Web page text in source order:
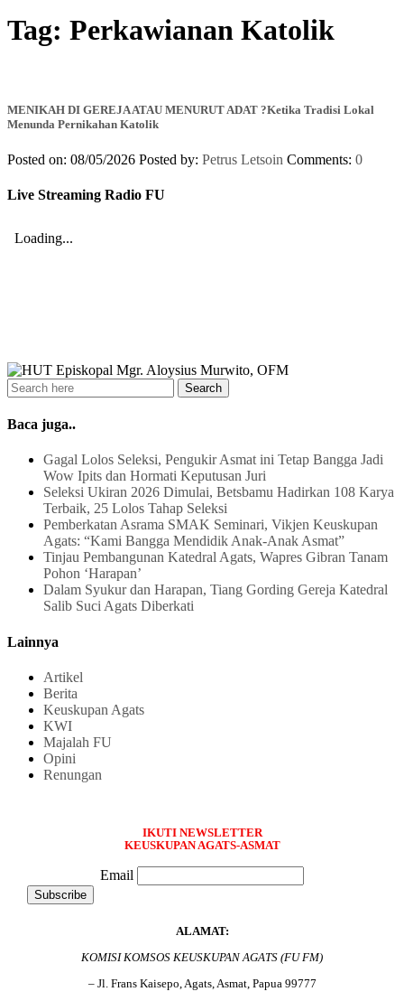
Tag: Perkawianan Katolik
MENIKAH DI GEREJA ATAU MENURUT ADAT ?Ketika Tradisi Lokal
Menunda Pernikahan Katolik
Posted on: 08/05/2026 Posted by: Petrus Letsoin Comments: 0
Live Streaming Radio FU
Baca juga..
Gagal Lolos Seleksi, Pengukir Asmat ini Tetap Bangga Jadi
Wow Ipits dan Hormati Keputusan Juri
Seleksi Ukiran 2026 Dimulai, Betsbamu Hadirkan 108 Karya
Terbaik, 25 Lolos Tahap Seleksi
Pemberkatan Asrama SMAK Seminari, Vikjen Keuskupan
Agats: “Kami Bangga Mendidik Anak-Anak Asmat”
Tinjau Pembangunan Katedral Agats, Wapres Gibran Tanam
Pohon ‘Harapan’
Dalam Syukur dan Harapan, Tiang Gording Gereja Katedral
Salib Suci Agats Diberkati
Lainnya
Artikel
Berita
Keuskupan Agats
KWI
Majalah FU
Opini
Renungan
IKUTI NEWSLETTER
KEUSKUPAN AGATS-ASMAT
Email
ALAMAT:
KOMISI KOMSOS KEUSKUPAN AGATS (FU FM)
– Jl. Frans Kaisepo, Agats, Asmat, Papua 99777